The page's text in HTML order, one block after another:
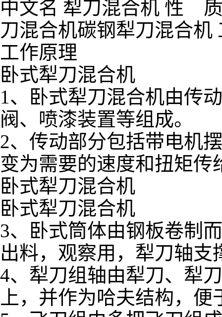
中文名 犁刀混合机 性
刀混合机碳钢犁刀混合机
工作原理
卧式犁刀混合机
1、卧式犁刀混合机由传
阀、喷漆装置等组成。
2、传动部分包括带电机
变为需要的速度和扭矩传
卧式犁刀混合机
卧式犁刀混合机
3、卧式筒体由钢板卷制
出料，观察用，犁刀轴
4、犁刀组轴由犁刀、犁
上，并作为哈夫结构，便